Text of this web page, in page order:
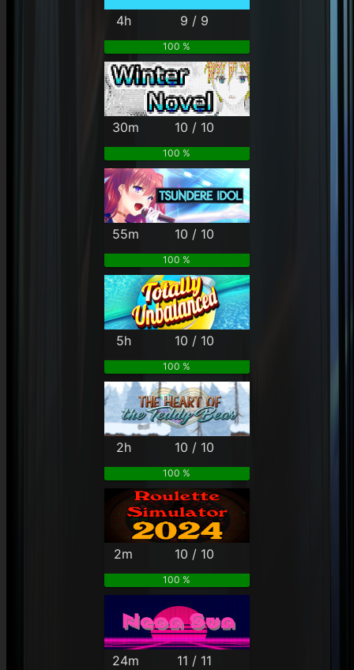
4h 9 / 9
100 %
30m 10 / 10
100 %
55m 10 / 10
100 %
5h 10 / 10
100 %
2h 10 / 10
100 %
2m 10 / 10
100 %
24m 11 / 11